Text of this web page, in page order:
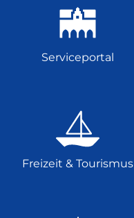
Serviceportal
Freizeit & Tourismus